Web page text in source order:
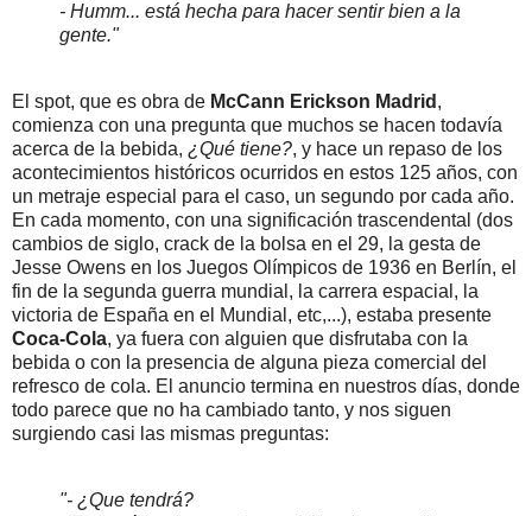
- Humm... está hecha para hacer sentir bien a la
gente."
El spot, que es obra de McCann Erickson Madrid ,
comienza con una pregunta que muchos se hacen todavía
acerca de la bebida, ¿Qué tiene?, y hace un repaso de los
acontecimientos históricos ocurridos en estos 125 años, con
un metraje especial para el caso, un segundo por cada año.
En cada momento, con una significación trascendental (dos
cambios de siglo, crack de la bolsa en el 29, la gesta de
Jesse Owens en los Juegos Olímpicos de 1936 en Berlín, el
fin de la segunda guerra mundial, la carrera espacial, la
victoria de España en el Mundial, etc,...), estaba presente
Coca-Cola, ya fuera con alguien que disfrutaba con la
bebida o con la presencia de alguna pieza comercial del
refresco de cola. El anuncio termina en nuestros días, donde
todo parece que no ha cambiado tanto, y nos siguen
surgiendo casi las mismas preguntas:
"- ¿Que tendrá?